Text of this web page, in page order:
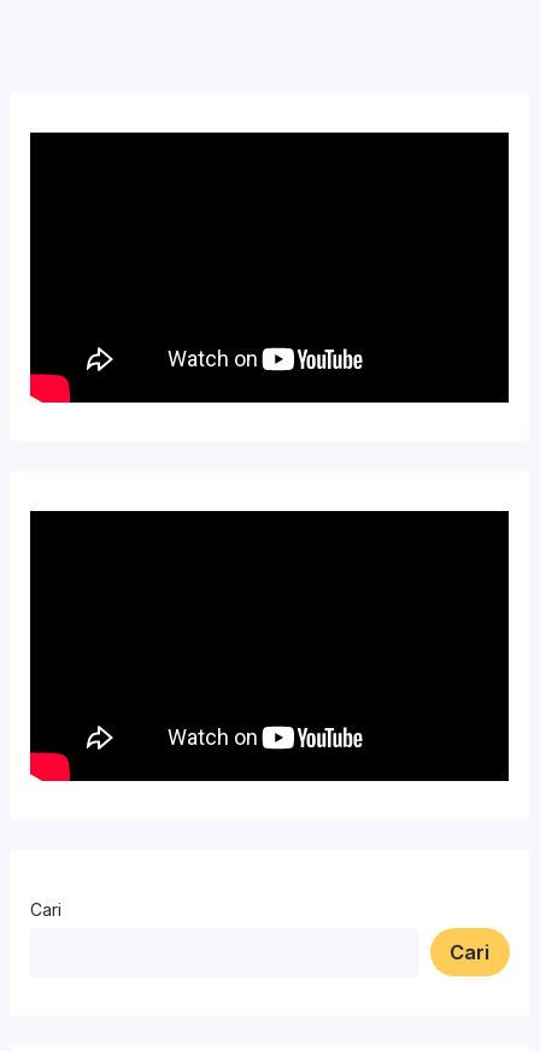
Cari
Cari